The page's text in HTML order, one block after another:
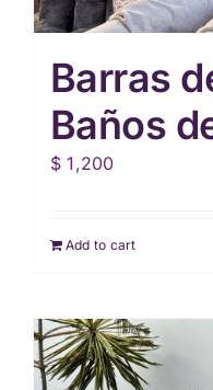
page
Barras
Baños
$ 1,200
Add to cart